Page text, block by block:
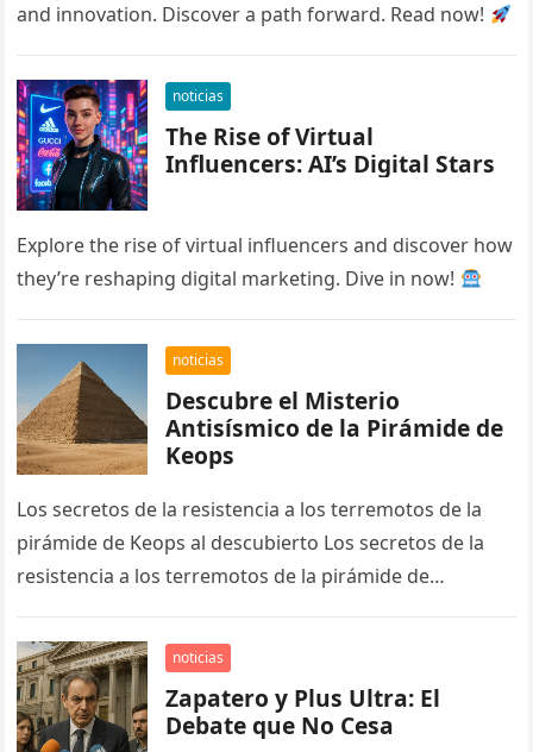
and innovation. Discover a path forward. Read now!
noticias
The Rise of Virtual
Influencers: AI’s Digital Stars
Explore the rise of virtual influencers and discover how
they’re reshaping digital marketing. Dive in now!
noticias
Descubre el Misterio
Antisísmico de la Pirámide de
Keops
Los secretos de la resistencia a los terremotos de la
pirámide de Keops al descubierto Los secretos de la
resistencia a los terremotos de la pirámide de…
noticias
Zapatero y Plus Ultra: El
Debate que No Cesa